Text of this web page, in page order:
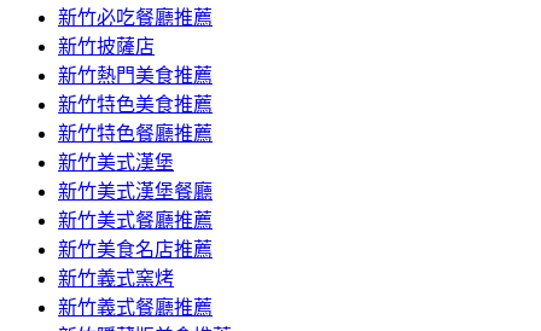
新竹必吃餐廳推薦
新竹披薩店
新竹熱門美食推薦
新竹特色美食推薦
新竹特色餐廳推薦
新竹美式漢堡
新竹美式漢堡餐廳
新竹美式餐廳推薦
新竹美食名店推薦
新竹義式窯烤
新竹義式餐廳推薦